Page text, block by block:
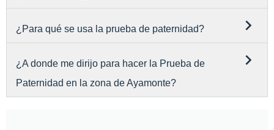
¿Para qué se usa la prueba de paternidad?
¿A donde me dirijo para hacer la Prueba de
Paternidad en la zona de Ayamonte?